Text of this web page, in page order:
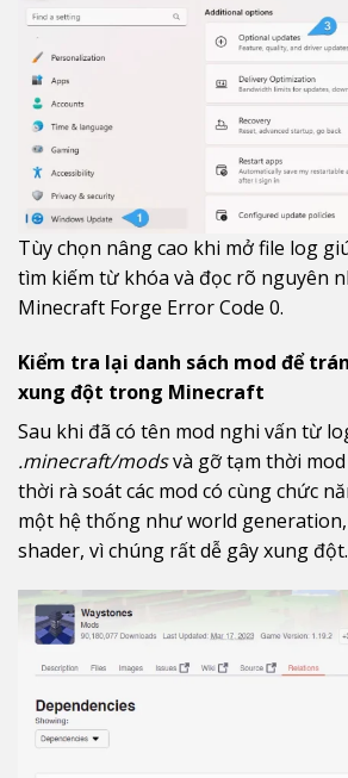
Tùy chọn nâng cao khi mở file log
tìm kiếm từ khóa và đọc rõ nguyên
Minecraft Forge Error Code 0.
Kiểm tra lại danh sách mod để
xung đột trong Minecraft
Sau khi đã có tên mod nghi vấn từ
.minecraft/modsvà gỡ tạm thời
thời rà soát các mod có cùng chức
một hệ thống như world
shader, vì chúng rất dễ gây xung đột.